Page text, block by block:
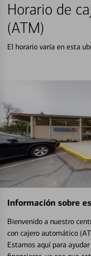
Horario de
(ATM)
El horario varía en esta
Información sobre
Bienvenido a nuestro
con cajero automático
Estamos aquí para